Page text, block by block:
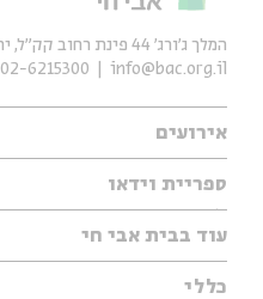
אירועים
אנגלית
נוער
ספריית וידאו
עיון
עוד בבית אבי חי
כללי
המלך ג'ורג' 44 פינת רחוב קק״ל, ירושלים
info@bac.org.il
02-6215300